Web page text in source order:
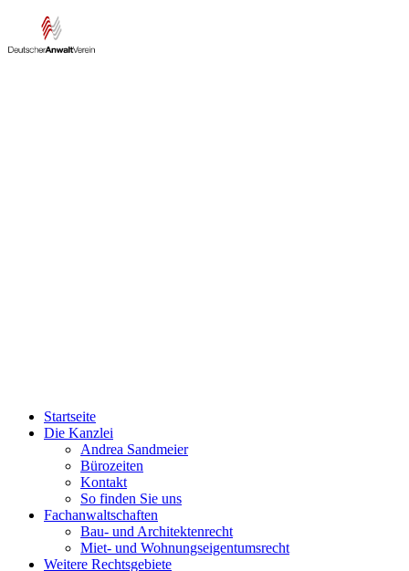
Startseite
Die Kanzlei
Andrea Sandmeier
Bürozeiten
Kontakt
So finden Sie uns
Fachanwaltschaften
Bau- und Architektenrecht
Miet- und Wohnungseigentumsrecht
Weitere Rechtsgebiete